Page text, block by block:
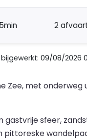
2
09/08/2026
Zee, met
sfeer,